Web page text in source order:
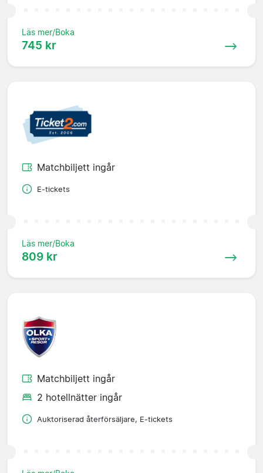
Läs mer/Boka
745 kr
Matchbiljett ingår
E-tickets
Läs mer/Boka
809 kr
Matchbiljett ingår
2 hotellnätter ingår
Auktoriserad återförsäljare, E-tickets